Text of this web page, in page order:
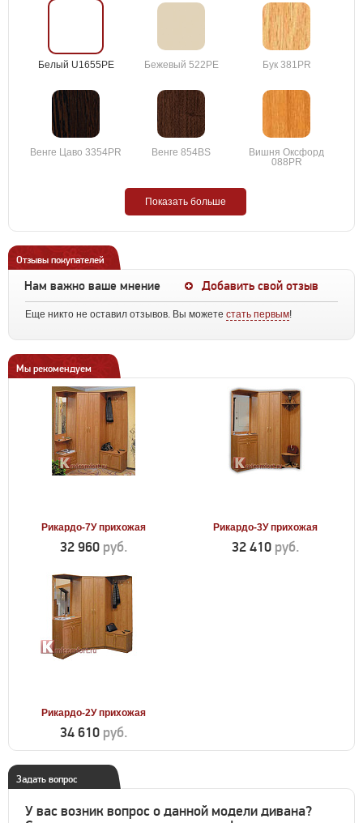
Белый U1655PE Бежевый 522PE Бук 381PR
Венге Цаво 3354PR Венге 854BS
Вишня Оксфорд
088PR
Показать больше
Отзывы покупателей
Нам важно ваше мнение Добавить свой отзыв
Еще никто не оставил отзывов. Вы можете стать первым!
Мы рекомендуем
Рикардо-7У прихожая
32 960 руб.
Рикардо-3У прихожая
32 410 руб.
Рикардо-2У прихожая
34 610 руб.
Задать вопрос
У вас возник вопрос о данной модели дивана?